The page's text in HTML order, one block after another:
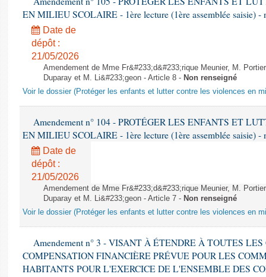
EN MILIEU SCOLAIRE - 1ère lecture (1ère assemblée saisie) -
Date de
dépôt :
21/05/2026
Amendement de Mme Fr&#233;d&#233;rique Meunier, M.
Duparay et M. Li&#233;geon - Article 8 - Non renseigné
Voir le dossier (Protéger les enfants et lutter contre les violences en
Amendement n° 104 - PROTÉGER LES ENFANTS ET
EN MILIEU SCOLAIRE - 1ère lecture (1ère assemblée saisie) -
Date de
dépôt :
21/05/2026
Amendement de Mme Fr&#233;d&#233;rique Meunier, M.
Duparay et M. Li&#233;geon - Article 7 - Non renseigné
Voir le dossier (Protéger les enfants et lutter contre les violences en
Amendement n° 3 - VISANT À ÉTENDRE À TOUTES
COMPENSATION FINANCIÈRE PRÉVUE POUR LES
HABITANTS POUR L'EXERCICE DE L'ENSEMBLE DES